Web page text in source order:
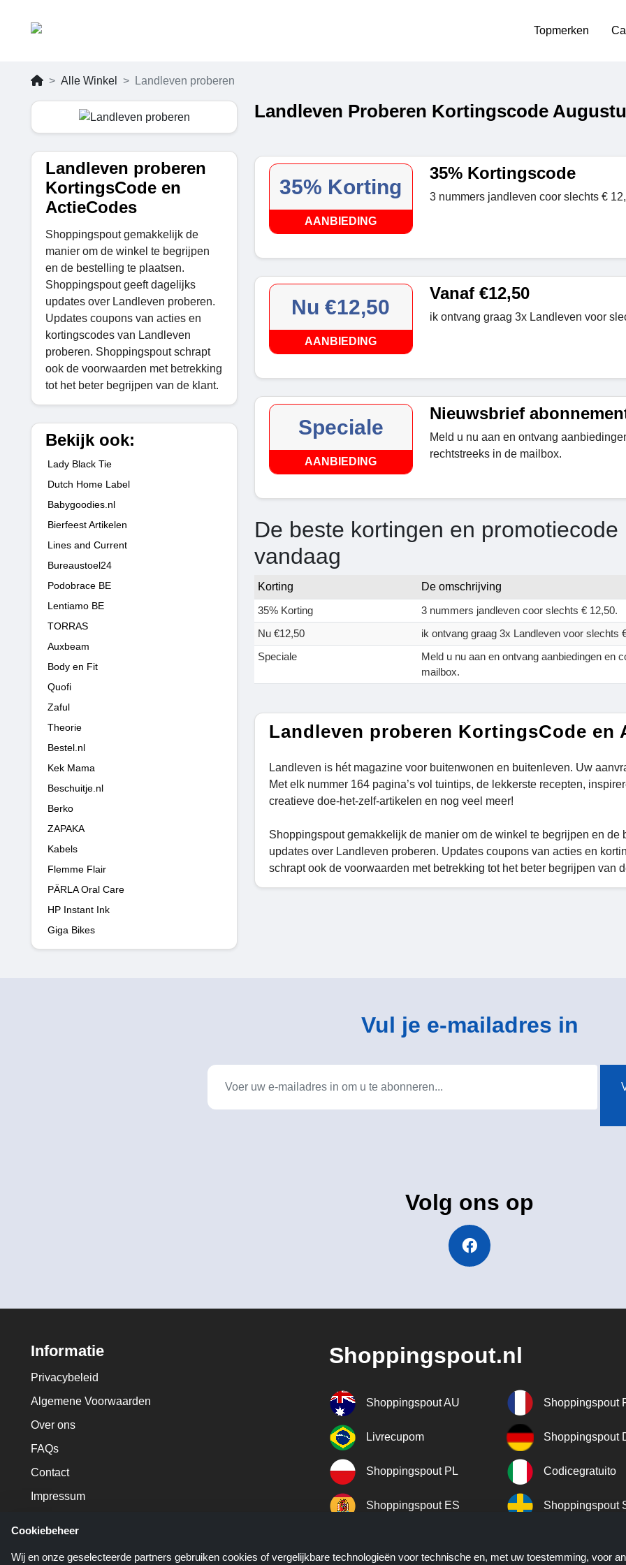
Topmerken
Alle Winkel Landleven proberen
Landleven proberen
KortingsCode en
ActieCodes
Shoppingspout gemakkelijk de
manier om de winkel te begrijpen
en de bestelling te plaatsen.
Shoppingspout geeft dagelijks
updates over Landleven proberen.
Updates coupons van acties en
kortingscodes van Landleven
proberen. Shoppingspout schrapt
ook de voorwaarden met betrekking
tot het beter begrijpen van de klant.
Bekijk ook:
Lady Black Tie
Dutch Home Label
Babygoodies.nl
Bierfeest Artikelen
Lines and Current
Bureaustoel24
Podobrace BE
Lentiamo BE
TORRAS
Auxbeam
Body en Fit
Quofi
Zaful
Theorie
Bestel.nl
Kek Mama
Beschuitje.nl
Berko
ZAPAKA
Kabels
Flemme Flair
PÄRLA Oral Care
HP Instant Ink
Giga Bikes
Landleven Proberen Kortingscode
35% Korting
AANBIEDING
35% Kortingscode
3 nummers jandleven coor slechts €
Nu €12,50
AANBIEDING
Vanaf €12,50
ik ontvang graag 3x Landleven voor
Speciale
AANBIEDING
Nieuwsbrief
Meld u nu aan en ontvang
rechtstreeks in de mailbox.
De beste kortingen en
vandaag
Korting De omschrijving
35% Korting
3 nummers jandleven coor slechts € 12,50.
Nu €12,50
ik ontvang graag 3x Landleven voor slechts
Speciale
Meld u nu aan en ontvang aanbiedingen en
mailbox.
Landleven proberen KortingsCode en
Landleven is hét magazine voor buitenwonen en buitenleven. Uw
Met elk nummer 164 pagina’s vol tuintips, de lekkerste recepten,
creatieve doe-het-zelf-artikelen en nog veel meer!
Shoppingspout gemakkelijk de manier om de winkel te begrijpen en
updates over Landleven proberen. Updates coupons van acties en
schrapt ook de voorwaarden met betrekking tot het beter begrijpen van
Vul je e-mailadres in
Volg ons op
Informatie
Privacybeleid
Algemene Voorwaarden
Over ons
FAQs
Contact
Impressum
Shoppingspout.nl
Shoppingspout AU Shoppingspout
Livrecupom Shoppingspout
Shoppingspout PL Codicegratuito
Shoppingspout ES Shoppingspout
Cookiebeheer
Wij en onze geselecteerde partners gebruiken cookies of vergelijkbare technologieën voor technische en, met uw toestemming, voor